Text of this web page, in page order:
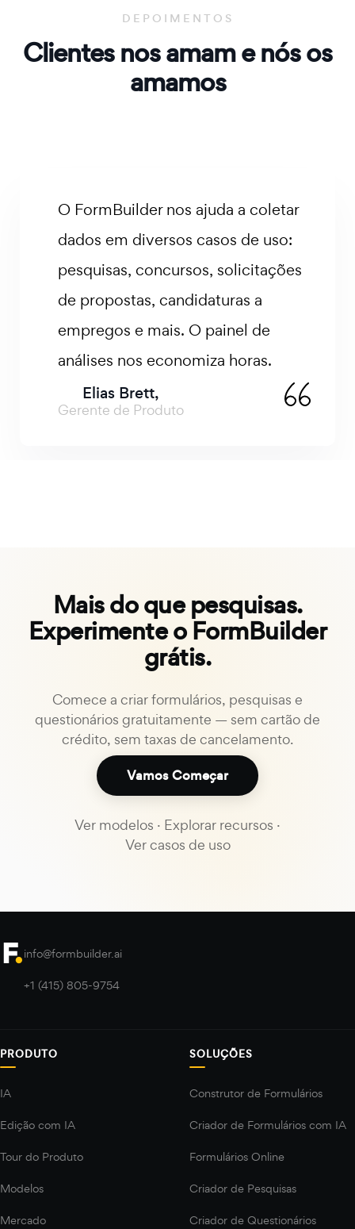
começar, então equipes menores não pagam por
recursos de pesquisa corporativa que não usam.
DEPOIMENTOS
Clientesnos amam e nósos
amamos
O FormBuilder vale a pena
experimentar. Torna o
preenchimento de informações
divertido e interativo com lógica
condicional e layouts de múltiplas
páginas. A ampla variedade de
modelos facilita o início.
Rashed Ka,
Mais do que pesquisas.
Experimente o FormBuilder
grátis.
Comece a criar formulários, pesquisas e
questionários gratuitamente — sem cartão de
crédito, sem taxas de cancelamento.
Vamos Começar
Ver modelos · Explorar recursos ·
Ver casos de uso
info@formbuilder.ai
+1 (415) 805-9754
PRODUTO
IA
Edição com IA
Tour do Produto
Modelos
Mercado
SOLUÇÕES
Construtor de Formulários
Criador de Formulários com IA
Formulários Online
Criador de Pesquisas
Criador de Questionários